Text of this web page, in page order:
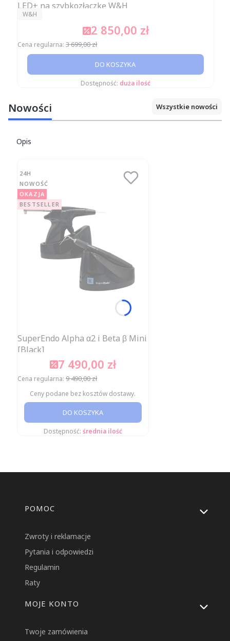
LED+ na szybkozłączkę W&H
PRODUCENT
W&H
Cena promocyjna
2 850,00 zł
Cena regularna: 3 699,00 zł
DO KOSZYKA
Dostępność: duża ilość
Nowości Wszystkie nowości
Opis
24H
NOWOŚĆ
OKAZJA
BESTSELLER
SuperEndo Alpha α2 i Beta β Mini
[Black]
Cena promocyjna
7 490,00 zł
Cena regularna: 9 490,00 zł
Ceny podane bez kosztów dostawy.
DO KOSZYKA
Dostępność: średnia ilość
Linki w stopce
POMOC
Zwroty i reklamacje
Pytania i odpowiedzi
Regulamin
Raty
MOJE KONTO
Twoje zamówienia